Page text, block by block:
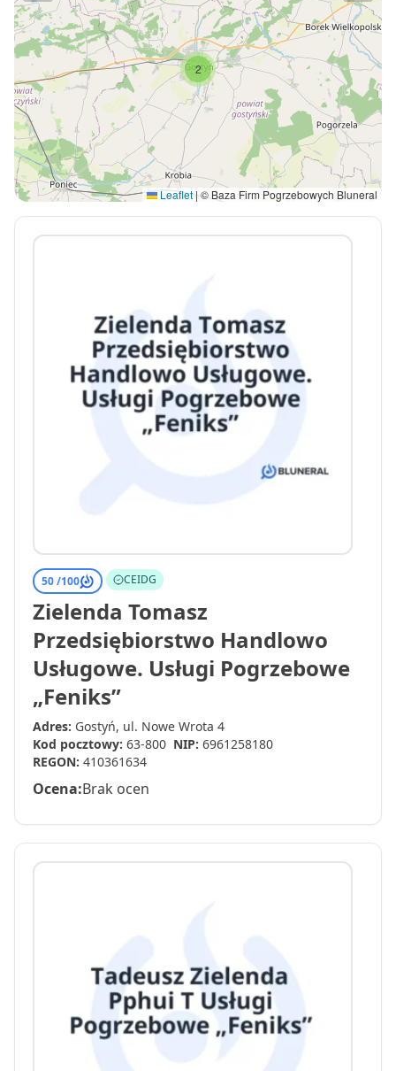
2
Leaflet |© Baza Firm Pogrzebowych Bluneral
50 /100 CEIDG
Zielenda Tomasz
Przedsiębiorstwo Handlowo
Usługowe. Usługi Pogrzebowe
„Feniks”
Adres: Gostyń, ul. Nowe Wrota 4
Kod pocztowy: 63-800 NIP: 6961258180
REGON: 410361634
Ocena:Brak ocen